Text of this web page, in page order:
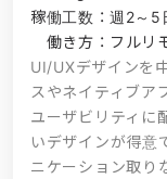
稼働工数 ： 週2～5
働き方 ： フルリ
UI/UXデザインを
スやネイティブア
ユーザビリティに
いデザインが得意
ニケーション取り